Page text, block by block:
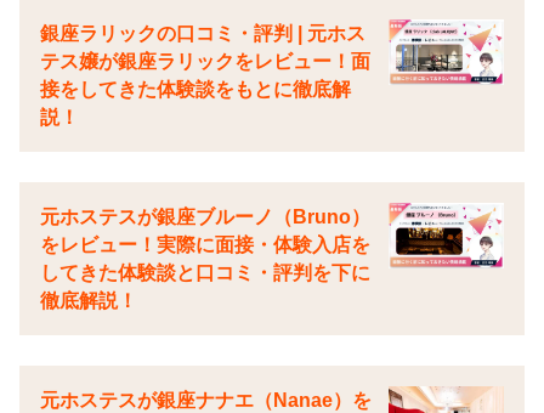
銀座ラリックの口コミ・評判 | 元ホス
テス嬢が銀座ラリックをレビュー！面
接をしてきた体験談をもとに徹底解
説！
元ホステスが銀座ブルーノ（Bruno）
をレビュー！実際に面接・体験入店を
してきた体験談と口コミ・評判を下に
徹底解説！
元ホステスが銀座ナナエ（Nanae）を